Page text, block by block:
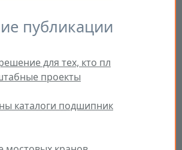
публикации
для тех, кто пл
проекты
каталоги подшипник